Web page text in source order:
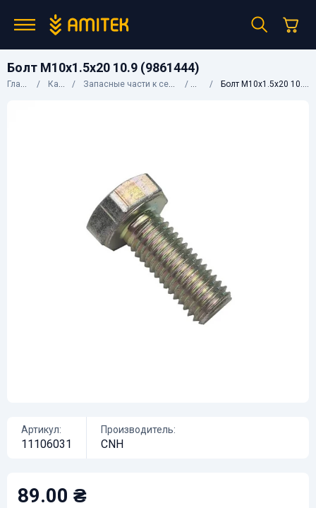
Болт М10х1.5х20 10.9 (9861444)
Главная Каталог Запасные части к сельхозтехнике CNH Болт М10х1.5х20 10.9 (9861444)
Артикул:
11106031
Производитель:
CNH
89.00 ₴